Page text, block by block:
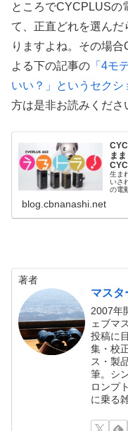
ところでCYCPLUSの
て、正直どれを選ん
りますよね。その場
よる下の記事の 「4モ
いい？」というセクシ
方は是非お読みくださ
ま
生ま
いさ
の電
blog.cbnanashi.net
著者
マスタ
2007年
ェブマ
投稿に
集・校
ス・製
筆。シ
ロンプ
に乗る